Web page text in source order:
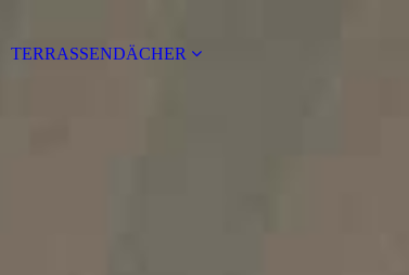
TERRASSENDÄCHER